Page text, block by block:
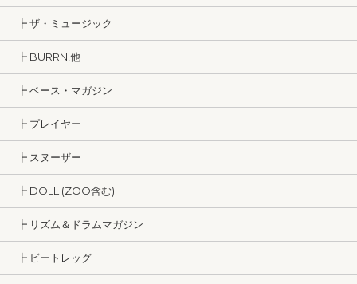
┣ ザ・ミュージック
┣ BURRN!他
┣ ベース・マガジン
┣ プレイヤー
┣ スヌーザー
┣ DOLL (ZOO含む)
┣ リズム＆ドラムマガジン
┣ ビートレッグ